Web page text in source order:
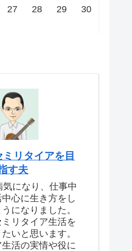
27 28 29
30
リタイアを目
す夫
になり、仕事中
心に生き方をし
になりました。
リタイア生活を
いと思います。
活の実情や役に